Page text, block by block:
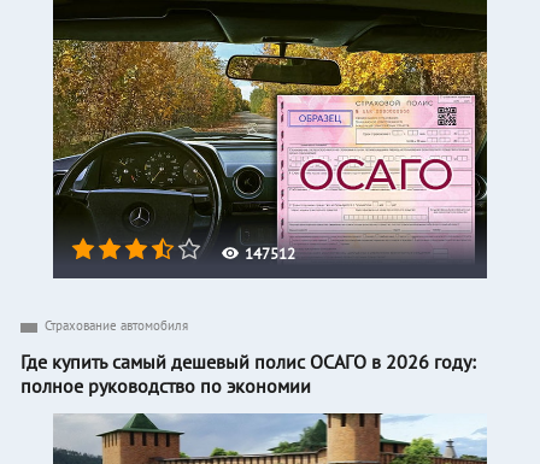
147512
Страхование автомобиля
Где купить самый дешевый полис ОСАГО в 2026 году:
полное руководство по экономии